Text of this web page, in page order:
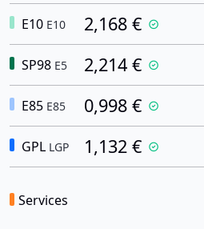
E10 E10 2,168 €
SP98 E5 2,214 €
E85 E85 0,998 €
GPL LGP 1,132 €
Services